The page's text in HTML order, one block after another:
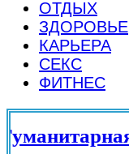
ОТДЫХ
ЗДОРОВЬЕ
КАРЬЕРА
СЕКС
ФИТНЕС